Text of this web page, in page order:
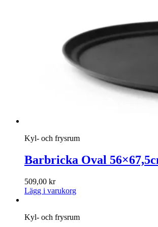
Kyl- och frysrum
Barbricka Oval
509,00 kr
Lägg i varukorg
Kyl- och frysrum